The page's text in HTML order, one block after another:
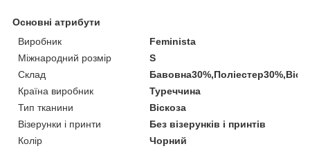
Основні атрибути
Виробник
Feminista
Міжнародний розмір
S
Склад
Країна виробник
Туреччина
Тип тканини
Віскоза
Візерунки і принти
Без візерунків і принтів
Колір
Чорний